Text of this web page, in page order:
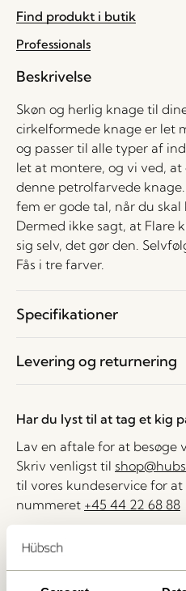
Find produkt i butik
Professionals
Beskrivelse
Skøn og herlig knage til
cirkelformede knage er let
og passer til alle typer af
let at montere, og vi ved,
denne petrolfarvede
fem er gode tal, når du
Dermed ikke sagt, at Flare
sig selv, det gør den.
Fås i tre farver.
Specifikationer
Levering og returnering
Har du lyst til at tag et kig
Lav en aftale for at besøge
Skriv venligst til
til vores kundeservice for
nummeret +45 44 22 68 88
Levering indenfor 1-4
30 dages returret